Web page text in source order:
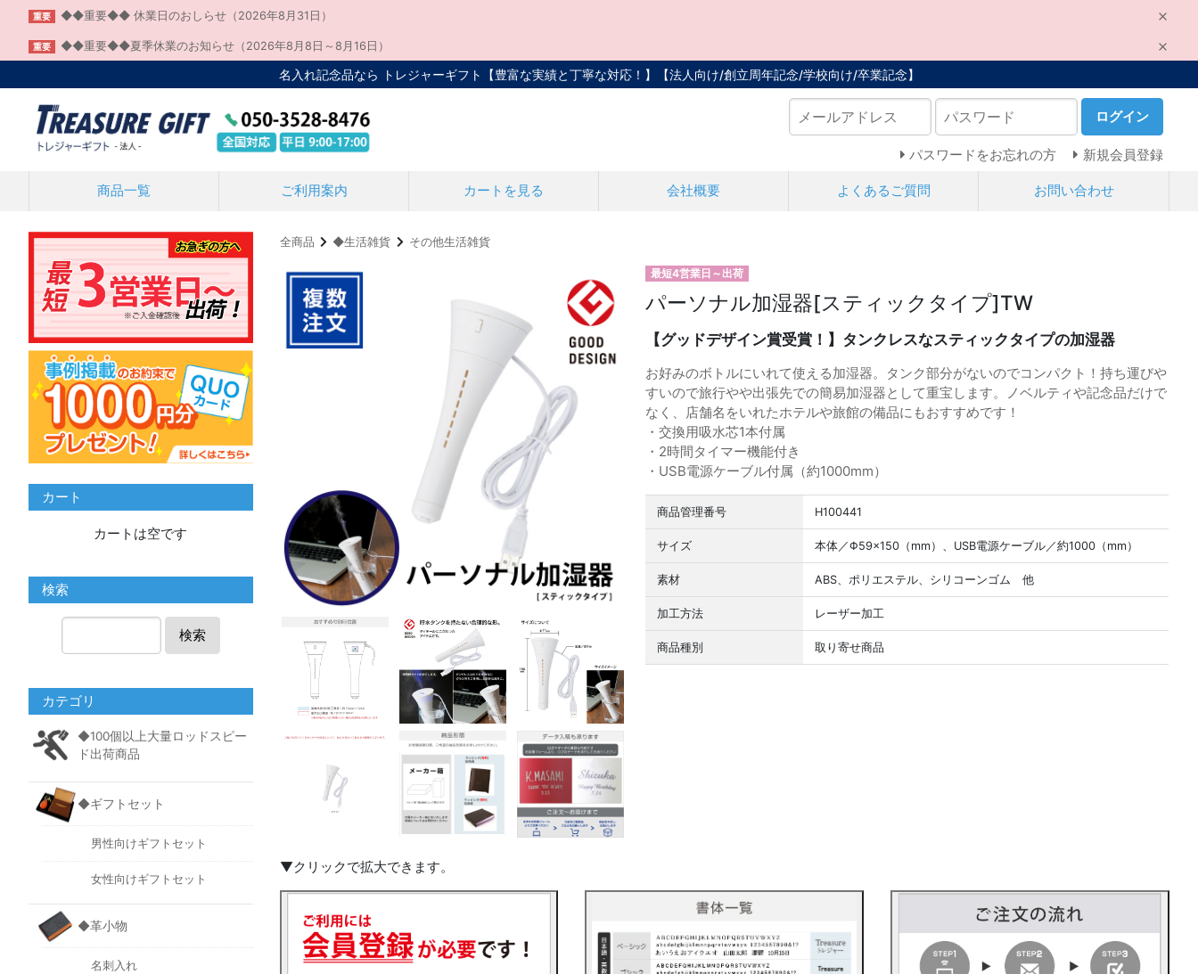
重要 ◆◆重要◆◆ 休業日のおしらせ（2026年8月31日）
重要 ◆◆重要◆◆夏季休業のお知らせ（2026年8月8日～8月16日）
名入れ記念品なら トレジャーギフト【豊富な実績と丁寧な対応！】 【法人向け/創立周年記念/学校向け/卒業記念】
ログイン
パスワードをお忘れの方 新規会員登録
商品一覧 ご利用案内 カートを見る 会社概要 よくあるご質問 お問い合わせ
全商品 ◆生活雑貨 その他生活雑貨
最短4営業日～出荷
パーソナル加湿器[スティックタイプ]TW
【グッドデザイン賞受賞！】タンクレスなスティックタイプの加湿器
お好みのボトルにいれて使える加湿器。タンク部分がないのでコンパクト！持ち運びや
すいので旅行やや出張先での簡易加湿器として重宝します。ノベルティや記念品だけで
なく、店舗名をいれたホテルや旅館の備品にもおすすめです！
・交換用吸水芯1本付属
・2時間タイマー機能付き
・USB電源ケーブル付属（約1000mm）
商品管理番号 H100441
サイズ 本体／Φ59×150（mm）、USB電源ケーブル／約1000（mm）
素材 ABS、ポリエステル、シリコーンゴム 他
加工方法 レーザー加工
商品種別 取り寄せ商品
▼クリックで拡大できます。
カート
カートは空です
検索
検索
カテゴリ
◆100個以上大量ロッドスピー
ド出荷商品
◆ギフトセット
男性向けギフトセット
女性向けギフトセット
◆革小物
名刺入れ